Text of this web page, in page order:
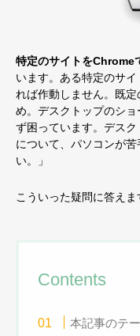
特定のサイトをChrome
います。ある特定のサ
れば作動しません。既
め。デスクトップのシ
ず困っています。デス
について、パソコンが
い。」
こういった疑問に答えま
Contents
本記事のテ